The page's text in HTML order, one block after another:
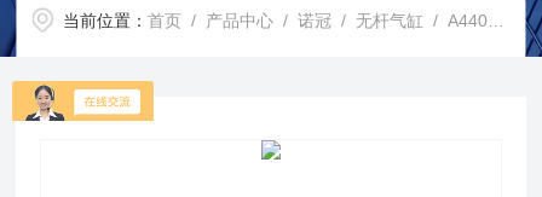
当前位置：首页 / 产品中心 /诺冠 / 无杆气缸 / A44040AADAA/1200IMI Norgren诺冠无杆气缸